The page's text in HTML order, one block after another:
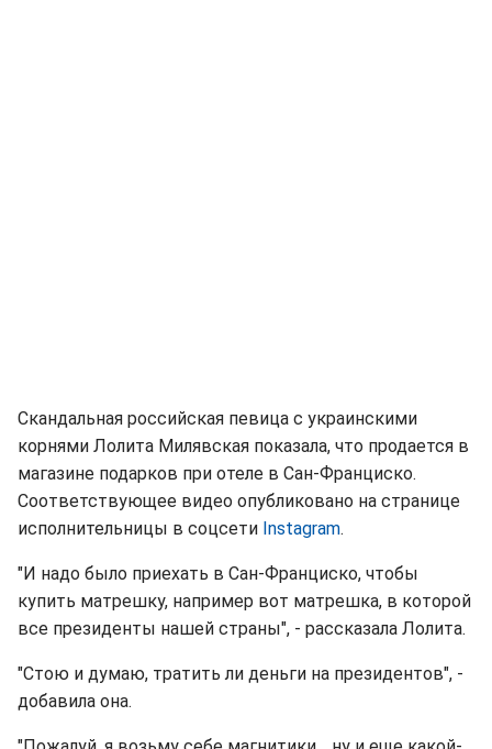
Скандальная российская певица с украинскими
корнями Лолита Милявская показала, что продается в
магазине подарков при отеле в Сан-Франциско.
Соответствующее видео опубликовано на странице
исполнительницы в соцсети Instagram.
"И надо было приехать в Сан-Франциско, чтобы
купить матрешку, например вот матрешка, в которой
все президенты нашей страны", - рассказала Лолита.
"Стою и думаю, тратить ли деньги на президентов", -
добавила она.